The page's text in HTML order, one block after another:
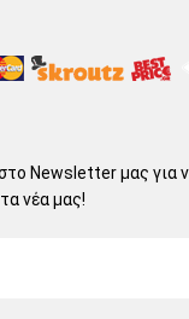
Newsletter μας για
νέα μας!